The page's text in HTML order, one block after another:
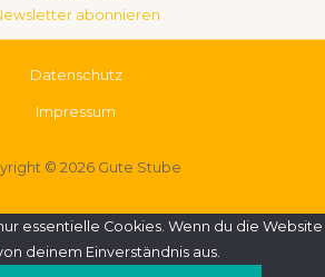
abonnieren
Datenschutz
Impres­sum
© 2026 Gute Stube
essentielle Cookies. Wenn du die Website
deinem Einverständnis aus.